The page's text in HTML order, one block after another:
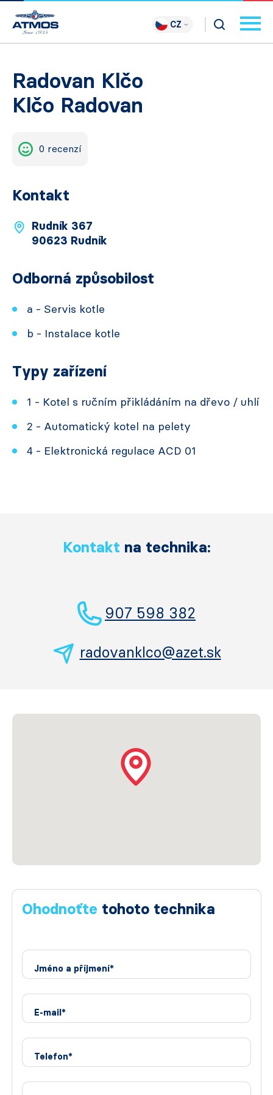
CZ
Radovan Klčo
Klčo Radovan
0 recenzí
Kontakt
Rudník 367
90623 Rudník
Odborná způsobilost
a - Servis kotle
b - Instalace kotle
Typy zařízení
1 - Kotel s ručním přikládáním na dřevo / uhlí
2 - Automatický kotel na pelety
4 - Elektronická regulace ACD 01
Kontakt na technika:
907 598 382
radovanklco@azet.sk
Ohodnoťte tohoto technika
Jméno a příjmení*
E-mail*
Telefon*